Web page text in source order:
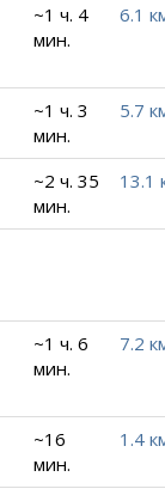
~1 ч. 4
мин.
6.1
~1 ч. 3
мин.
5.7
~2 ч. 35
мин.
13.1
~1 ч. 6
мин.
7.2
~16
мин.
1.4